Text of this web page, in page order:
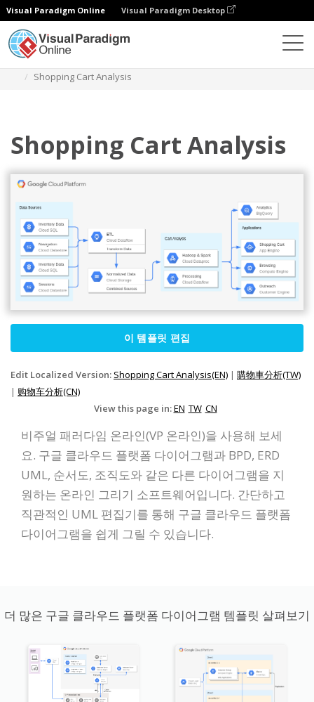
Visual Paradigm Online Visual Paradigm Desktop
Shopping Cart Analysis
Shopping Cart Analysis
이 템플릿 편집
Edit Localized Version: Shopping Cart Analysis(EN) | 購物車分析(TW)
| 购物车分析(CN)
View this page in:EN TW CN
비주얼 패러다임 온라인(VP 온라인)을 사용해 보세
요. 구글 클라우드 플랫폼 다이어그램과 BPD, ERD
UML, 순서도, 조직도와 같은 다른 다이어그램을 지
원하는 온라인 그리기 소프트웨어입니다. 간단하고
직관적인 UML 편집기를 통해 구글 클라우드 플랫폼
다이어그램을 쉽게 그릴 수 있습니다.
더 많은 구글 클라우드 플랫폼 다이어그램 템플릿 살펴보기